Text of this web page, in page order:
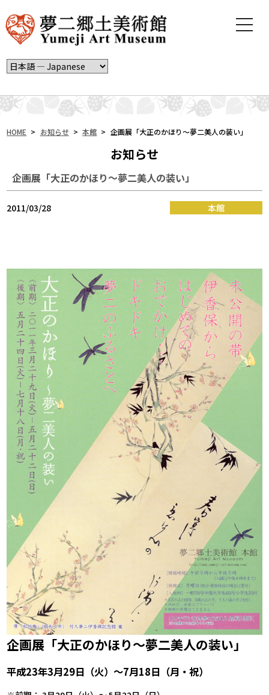
t
n
o
n
HOME > お知らせ > 本館 > 企画展「大正のかほり～夢二美人の装い」
お知らせ
企画展「大正のかほり～夢二美人の装い」
2011/03/28 本館
企画展「大正のかほり～夢二美人の装い」
平成23年3月29日（火）〜7月18日（月・祝）